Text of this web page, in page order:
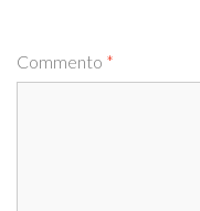
Commento *